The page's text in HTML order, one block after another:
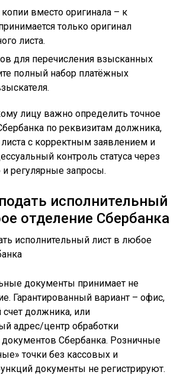
вместо оригинала – к
только оригинал
листа.
для перечисления взысканных
полный набор платёжных
лицу важно определить точное
по реквизитам должника,
листа с корректным заявлением и
контроль статуса через
регулярные запросы.
исполнительный
отделение Сбербанка
документы принимает не
Гарантированный вариант – офис,
должника, или
адрес/центр обработки
Сбербанка. Розничные
точки без кассовых и
документы не регистрируют.